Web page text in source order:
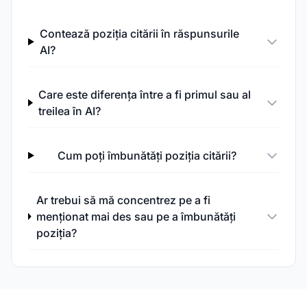
Contează poziția citării în răspunsurile
AI?
Care este diferența între a fi primul sau al
treilea în AI?
Cum poți îmbunătăți poziția citării?
Ar trebui să mă concentrez pe a fi
menționat mai des sau pe a îmbunătăți
poziția?